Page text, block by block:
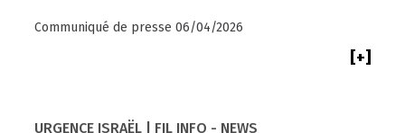
Communiqué de presse 06/04/2026
[+]
URGENCE ISRAËL | FIL INFO - NEWS